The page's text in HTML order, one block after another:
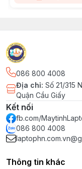
Scanner HP 2000
vật liệu cao cấp
cấu tạo chắc chắn,
an toàn cho các
để tạo sự thuận
086 800 4008
Địa chỉ: Số 21/315
Quận Cầu Giấy
Kết nối
fb.com/
086 800 4008
Thông tin khác